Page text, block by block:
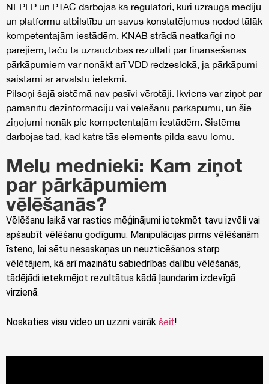
NEPLP un PTAC darbojas kā regulatori, kuri uzrauga mediju
un platformu atbilstību un savus konstatējumus nodod tālāk
kompetentajām iestādēm. KNAB strādā neatkarīgi no
pārējiem, taču tā uzraudzības rezultāti par finansēšanas
pārkāpumiem var nonākt arī VDD redzeslokā, ja pārkāpumi
saistāmi ar ārvalstu ietekmi.
Pilsoņi šajā sistēmā nav pasīvi vērotāji. Ikviens var ziņot par
pamanītu dezinformāciju vai vēlēšanu pārkāpumu, un šie
ziņojumi nonāk pie kompetentajām iestādēm. Sistēma
darbojas tad, kad katrs tās elements pilda savu lomu.
Melu mednieki: Kam ziņot
par pārkāpumiem
vēlēšanās?
Vēlēšanu laikā var rasties mēģinājumi ietekmēt tavu izvēli vai
apšaubīt vēlēšanu godīgumu. Manipulācijas pirms vēlēšanām
īsteno, lai sētu nesaskaņas un neuzticēšanos starp
vēlētājiem, kā arī mazinātu sabiedrības dalību vēlēšanās,
tādējādi ietekmējot rezultātus kādā ļaundarim izdevīgā
virzienā.
Noskaties visu video un uzzini vairāk šeit!